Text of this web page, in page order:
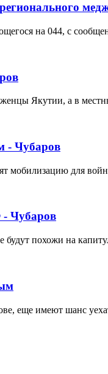
на 044, с
Якутии, а в
- Чубаров
мобилизацию для
Чубаров
будут похожи на
еще имеют шанс